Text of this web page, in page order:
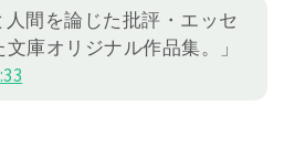
人間を論じた批評・エッセ
庫オリジナル作品集。」